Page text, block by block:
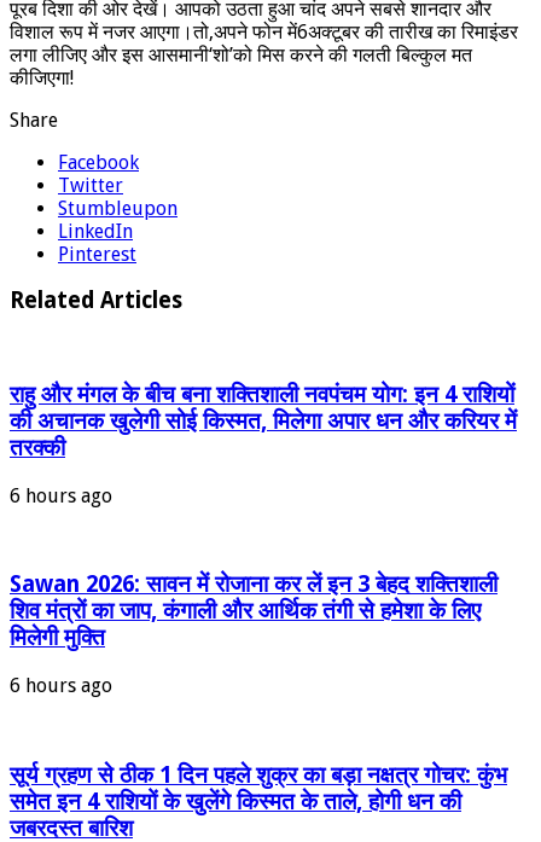
पूरब दिशा की ओर देखें। आपको उठता हुआ चांद अपने सबसे शानदार और
विशाल रूप में नजर आएगा।तो,अपने फोन में6अक्टूबर की तारीख का रिमाइंडर
लगा लीजिए और इस आसमानी‘शो’को मिस करने की गलती बिल्कुल मत
कीजिएगा!
Share
Facebook
Twitter
Stumbleupon
LinkedIn
Pinterest
Related Articles
राहु और मंगल के बीच बना शक्तिशाली नवपंचम योग: इन 4 राशियों
की अचानक खुलेगी सोई किस्मत, मिलेगा अपार धन और करियर में
तरक्की
6 hours ago
Sawan 2026: सावन में रोजाना कर लें इन 3 बेहद शक्तिशाली
शिव मंत्रों का जाप, कंगाली और आर्थिक तंगी से हमेशा के लिए
मिलेगी मुक्ति
6 hours ago
सूर्य ग्रहण से ठीक 1 दिन पहले शुक्र का बड़ा नक्षत्र गोचर: कुंभ
समेत इन 4 राशियों के खुलेंगे किस्मत के ताले, होगी धन की
जबरदस्त बारिश